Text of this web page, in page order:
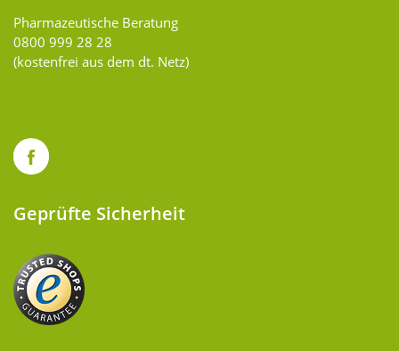
Pharmazeutische Beratung
0800 999 28 28
(kostenfrei aus dem dt. Netz)
Geprüfte Sicherheit